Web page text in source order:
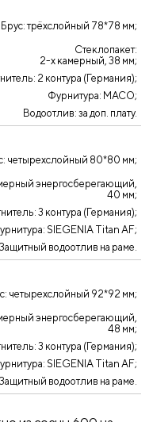
Брус: трёхслойный 78*78 мм;
Стеклопакет:
2-х камерный, 38 мм;
2 контура (Германия);
Фурнитура: MACO;
Водоотлив: за доп. плату.
четырехслойный 80*80 мм;
энергосберегающий,
40 мм;
3 контура (Германия);
SIEGENIA Titan AF;
Защитный водоотлив на раме.
четырехслойный 92*92 мм;
энергосберегающий,
48 мм;
3 контура (Германия);
SIEGENIA Titan AF;
Защитный водоотлив на раме.